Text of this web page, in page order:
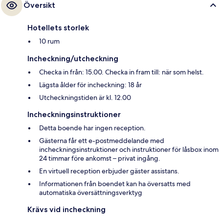
Översikt
Hotellets storlek
10 rum
Incheckning/utcheckning
Checka in från: 15.00. Checka in fram till: när som helst.
Lägsta ålder för incheckning: 18 år
Utcheckningstiden är kl. 12.00
Incheckningsinstruktioner
Detta boende har ingen reception.
Gästerna får ett e-postmeddelande med
incheckningsinstruktioner och instruktioner för låsbox inom
24 timmar före ankomst – privat ingång.
En virtuell reception erbjuder gäster assistans.
Informationen från boendet kan ha översatts med
automatiska översättningsverktyg
Krävs vid incheckning